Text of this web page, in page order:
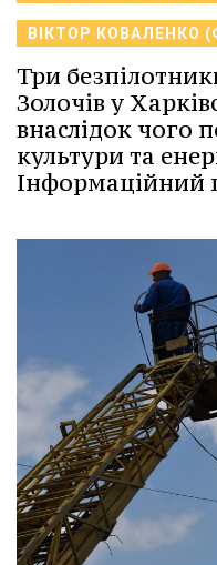
ВІКТОР КОВАЛЕНКО
Три
Золочів у
внаслідок чого
культури та
Інформаційний